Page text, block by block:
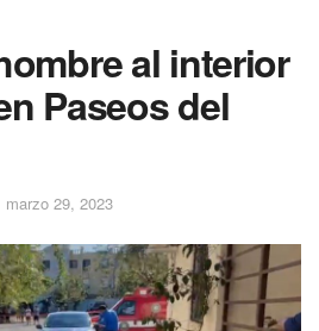
al interior
Paseos del
marzo 29, 2023